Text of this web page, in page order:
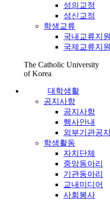
성의교정
성신교정
학생교류
국내교류지원
국제교류지원
The Catholic University
of Korea
대학생활
공지사항
공지사항
행사안내
외부기관공지
학생활동
자치단체
중앙동아리
기관동아리
교내미디어
사회봉사